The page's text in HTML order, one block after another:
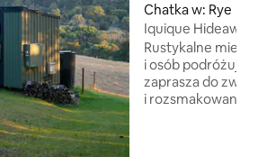
Chatka w: Rye
Iquique
Ocean Beach
Rustykalne
i osób
zaprasza do
i rozsmakowania